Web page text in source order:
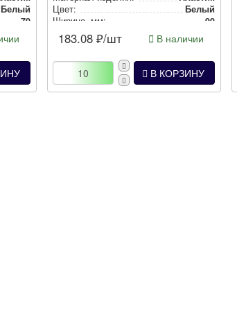
Белый
70
Цвет:
Белый
Ширина, мм:
90
Высота, мм:
183.08 ₽/шт В наличии
В КОРЗИНУ